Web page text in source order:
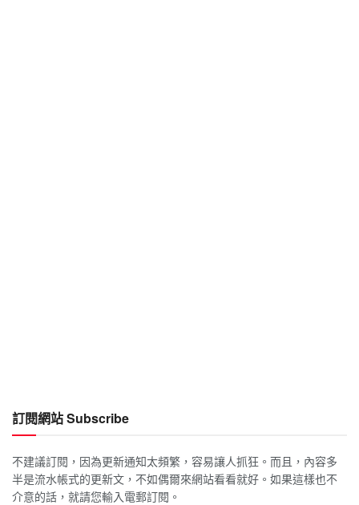
訂閱網站 Subscribe
不建議訂閱，因為更新通知太頻繁，容易讓人抓狂。而且，內容多
半是流水帳式的更新文，不如偶爾來網站看看就好。如果這樣也不
介意的話，就請您輸入電郵訂閱。